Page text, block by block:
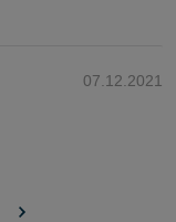
07.12.2021